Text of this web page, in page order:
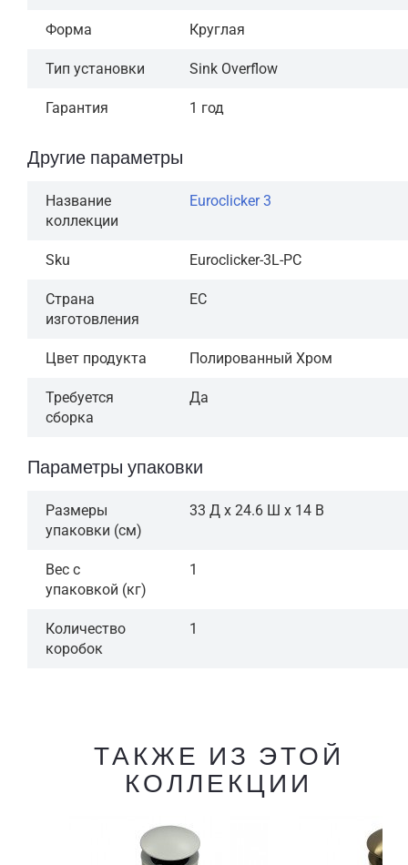
Форма Круглая
Тип установки Sink Overflow
Гарантия 1 год
Другие параметры
Название
коллекции
Euroclicker 3
Sku Euroclicker-3L-PC
Страна
изготовления
ЕС
Цвет продукта Полированный Хром
Требуется
сборка
Да
Параметры упаковки
Размеры
упаковки (см)
33 Д x 24.6 Ш x 14 В
Вес с
упаковкой (кг)
1
Количество
коробок
1
ТАКЖЕ ИЗ ЭТОЙ
КОЛЛЕКЦИИ